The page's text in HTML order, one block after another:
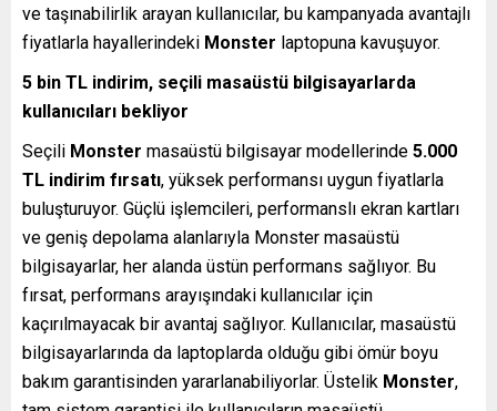
ve taşınabilirlik arayan kullanıcılar, bu kampanyada avantajlı
fiyatlarla hayallerindeki Monster laptopuna kavuşuyor.
5 bin TL indirim, seçili masaüstü bilgisayarlarda
kullanıcıları bekliyor
Seçili Monster masaüstü bilgisayar modellerinde 5.000
TL indirim fırsatı, yüksek performansı uygun fiyatlarla
buluşturuyor. Güçlü işlemcileri, performanslı ekran kartları
ve geniş depolama alanlarıyla Monster masaüstü
bilgisayarlar, her alanda üstün performans sağlıyor. Bu
fırsat, performans arayışındaki kullanıcılar için
kaçırılmayacak bir avantaj sağlıyor. Kullanıcılar, masaüstü
bilgisayarlarında da laptoplarda olduğu gibi ömür boyu
bakım garantisinden yararlanabiliyorlar. Üstelik Monster,